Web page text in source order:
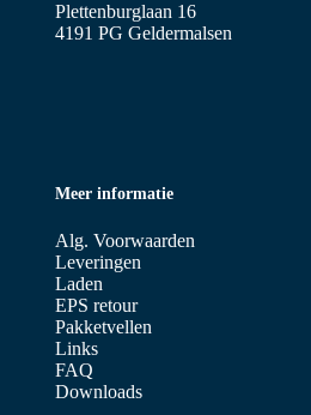
Meer informatie
Alg. Voorwaarden
Leveringen
Laden
EPS retour
Pakketvellen
Links
FAQ
Downloads
Plettenburglaan 16
4191 PG Geldermalsen